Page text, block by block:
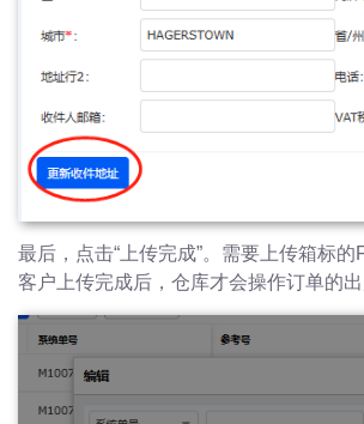
最后，点击“上传完成”。需要上传箱标
客户上传完成后，仓库才会操作订单的